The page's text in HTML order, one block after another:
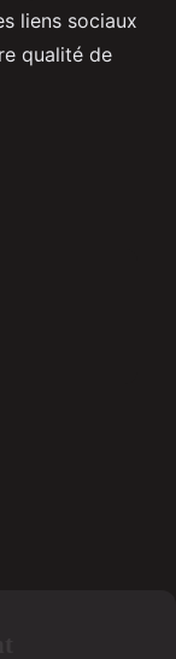
liens sociaux
qualité de